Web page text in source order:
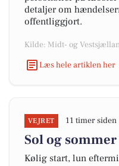
detaljer om
offentliggjort.
Kilde: Midt- og
Læs hele artiklen her
VEJRET 11 timer siden
Sol og
Kølig start, lun